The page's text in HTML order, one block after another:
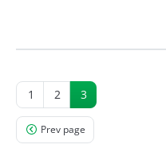
1 2 3
Prev page